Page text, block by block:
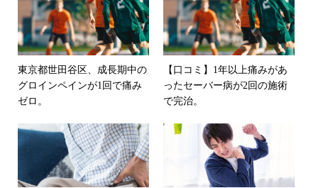
東京都世田谷区、成長期中の
グロインペインが1回で痛み
ゼロ。
【口コミ】1年以上痛みがあ
ったセーバー病が2回の施術
で完治。